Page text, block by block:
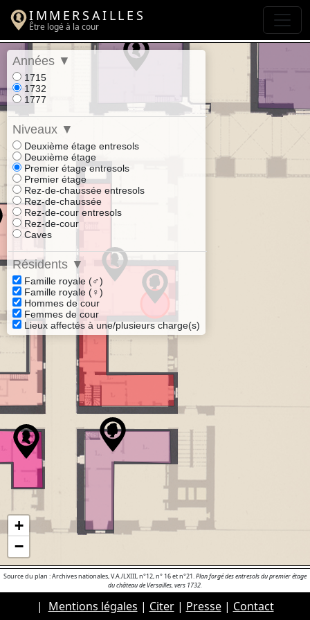
IMMERSAILLES
Être logé à la cour
Années ▼
1715
1732
1777
Niveaux ▼
Deuxième étage entresols
Deuxième étage
Premier étage entresols
Premier étage
Rez-de-chaussée entresols
Rez-de-chaussée
Rez-de-cour entresols
Rez-de-cour
Caves
Résidents ▼
Famille royale (♂)
Famille royale (♀)
Hommes de cour
Femmes de cour
Lieux affectés à une/plusieurs charge(s)
+
−
Source du plan : Archives nationales, V.A./LXIII, n°12, n° 16 et n°21.Plan forgé des entresols du premier étage
du château de Versailles, vers 1732.
| Mentions légales | Citer| Presse| Contact